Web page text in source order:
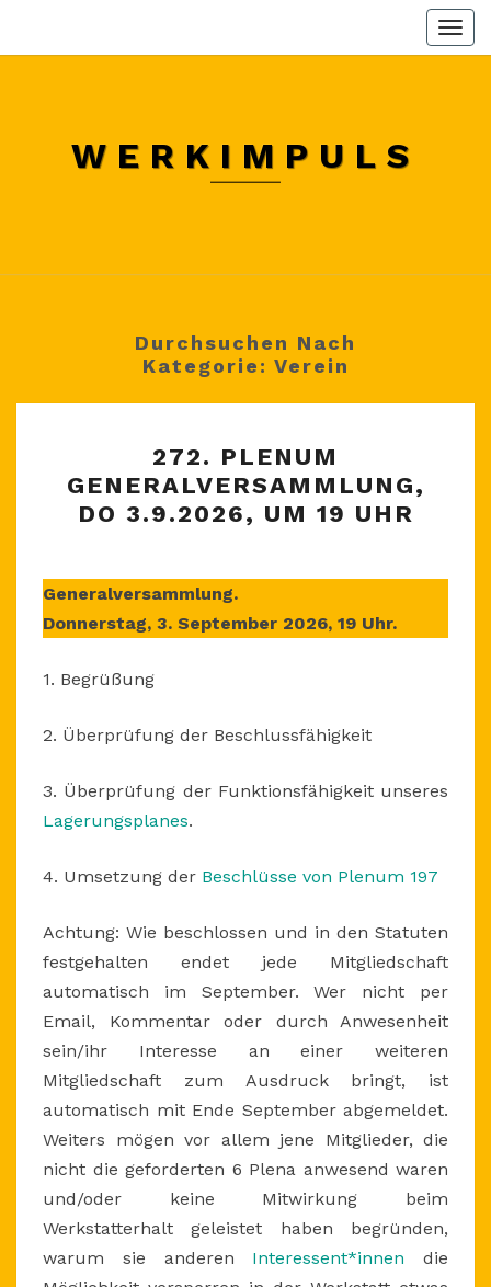
WERKIMPULS
Durchsuchen Nach
Kategorie: Verein
PLENUM
DO
UM
19
UHR
272. PLENUM
GENERALVERSAMMLUNG,
DO 3.9.2026, UM 19 UHR
Generalversammlung.
Donnerstag, 3. September 2026, 19 Uhr.
1. Begrüßung
2. Überprüfung der Beschlussfähigkeit
3. Überprüfung der Funktionsfähigkeit unseres
Lagerungsplanes.
4. Umsetzung der Beschlüsse von Plenum 197
Achtung: Wie beschlossen und in den Statuten
festgehalten endet jede Mitgliedschaft
automatisch im September. Wer nicht per
Email, Kommentar oder durch Anwesenheit
sein/ihr Interesse an einer weiteren
Mitgliedschaft zum Ausdruck bringt, ist
automatisch mit Ende September abgemeldet.
Weiters mögen vor allem jene Mitglieder, die
nicht die geforderten 6 Plena anwesend waren
und/oder keine Mitwirkung beim
Werkstatterhalt geleistet haben begründen,
warum sie anderen Interessent*innen die